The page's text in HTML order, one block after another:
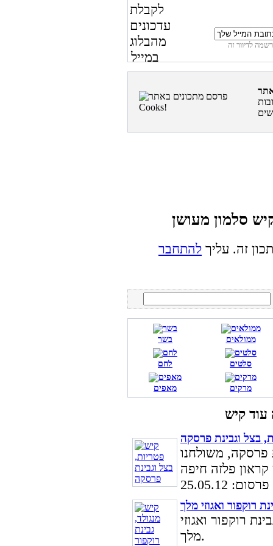
זה. עליך להתחבר
בשר ממולאים
לחם סלטים
מאפים מרקים
בצל וגבינת פרסקה
פרסקה, משולחנו
25.05.12
רוקפור ואגוזי מלך
רוקפור ואגוזי
מלך.